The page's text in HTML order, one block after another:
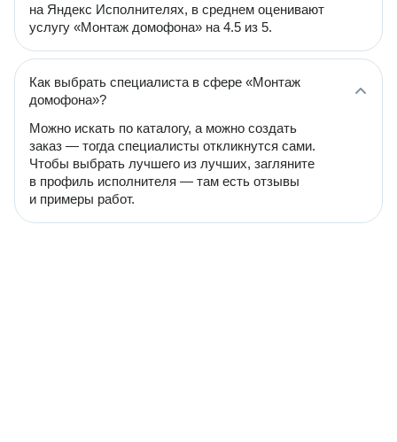
на Яндекс Исполнителях, в среднем оценивают
услугу «Монтаж домофона» на 4.5 из 5.
Как выбрать специалиста в сфере «Монтаж
домофона»?
Можно искать по каталогу, а можно создать
заказ — тогда специалисты откликнутся сами.
Чтобы выбрать лучшего из лучших, загляните
в профиль исполнителя — там есть отзывы
и примеры работ.